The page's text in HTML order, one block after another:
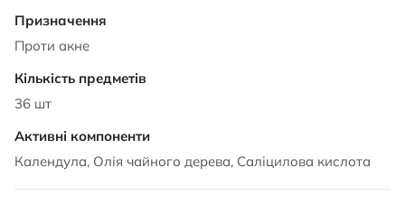
Проти акне
36 шт
Календула, Олія чайного дерева, Саліцилова кислота